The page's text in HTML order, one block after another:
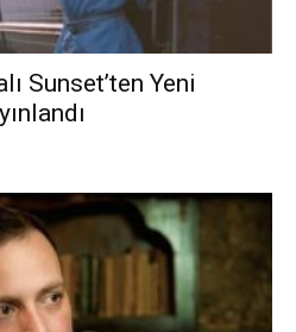
Sunset’ten Yeni